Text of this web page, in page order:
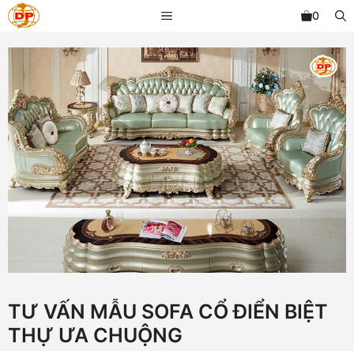
Chuyển
đến
nội
MENU 0
TƯ VẤN MẪU SOFA CỔ ĐIỂN BIỆT
THỰ ƯA CHUỘNG